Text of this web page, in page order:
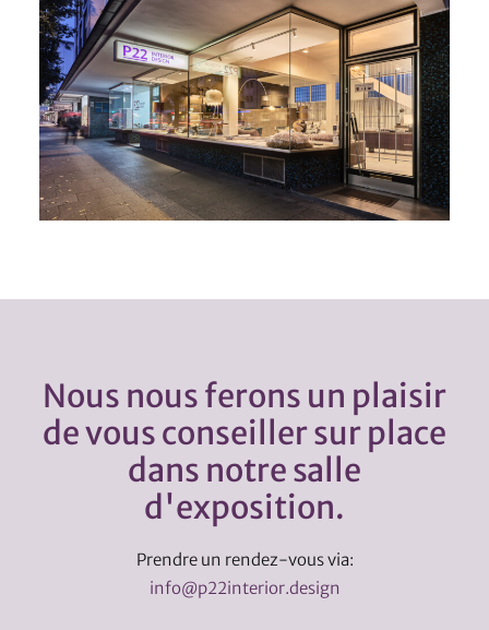
Nous nous ferons un plaisir
de vous conseiller sur place
dans notre salle
d'exposition.
Prendre un rendez-vous via:
info@p22interior.design